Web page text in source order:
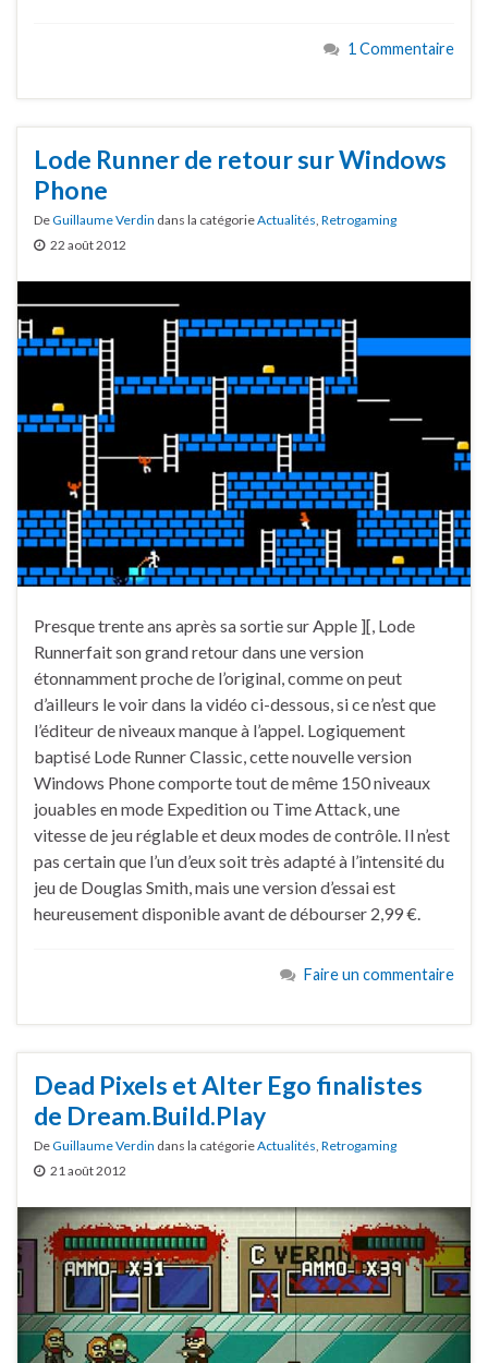
1 Commentaire
Lode Runner de retour sur Windows
Phone
DeGuillaume Verdin dans la catégorieActualités Retrogaming
22 août 2012
Presque trente ans après sa sortie sur Apple ][, Lode
Runnerfait son grand retour dans une version
étonnamment proche de l’original, comme on peut
d’ailleurs le voir dans la vidéo ci-dessous, si ce n’est que
l’éditeur de niveaux manque à l’appel. Logiquement
baptisé Lode Runner Classic, cette nouvelle version
Windows Phone comporte tout de même 150 niveaux
jouables en mode Expedition ou Time Attack, une
vitesse de jeu réglable et deux modes de contrôle. Il n’est
pas certain que l’un d’eux soit très adapté à l’intensité du
jeu de Douglas Smith, mais une version d’essai est
heureusement disponible avant de débourser 2,99 €.
Faire un commentaire
Dead Pixels et Alter Ego finalistes
de Dream.Build.Play
DeGuillaume Verdin dans la catégorieActualités Retrogaming
21 août 2012